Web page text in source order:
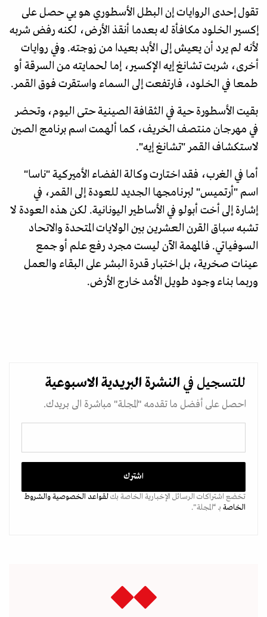
تقول إحدى الروايات إن البطل الأسطوري هو يي حصل على
إكسير الخلود مكافأة له بعدما أنقذ الأرض، لكنه رفض شربه
لأنه لم يرد أن يعيش إلى الأبد بعيدا من زوجته. وفي روايات
أخرى، شربت تشانغ إيه الإكسير، إما لحمايته من السرقة أو
طمعا في الخلود، فارتفعت إلى السماء واستقرت فوق القمر.
بقيت الأسطورة حية في الثقافة الصينية حتى اليوم، وتحضر
في مهرجان منتصف الخريف، كما ألهمت اسم برنامج الصين
لاستكشاف القمر "تشانغ إيه".
أما في الغرب، فقد اختارت وكالة الفضاء الأميركية "ناسا"
اسم "أرتميس" لبرنامجها الجديد للعودة إلى القمر، في
إشارة إلى أخت أبولو في الأساطير اليونانية. لكن هذه العودة لا
تشبه سباق القرن العشرين بين الولايات المتحدة والاتحاد
السوفياتي. فالمهمة الآن ليست مجرد رفع علم أو جمع
عينات صخرية، بل اختبار قدرة البشر على البقاء والعمل
وربما بناء وجود طويل الأمد خارج الأرض.
للتسجيل في النشرة البريدية الاسبوعية
احصل على أفضل ما تقدمه "المجلة" مباشرة الى بريدك.
تخضع اشتراكات الرسائل الإخبارية الخاصة بكلقواعد الخصوصيةوالشروط
الخاصة بـ “المجلة".